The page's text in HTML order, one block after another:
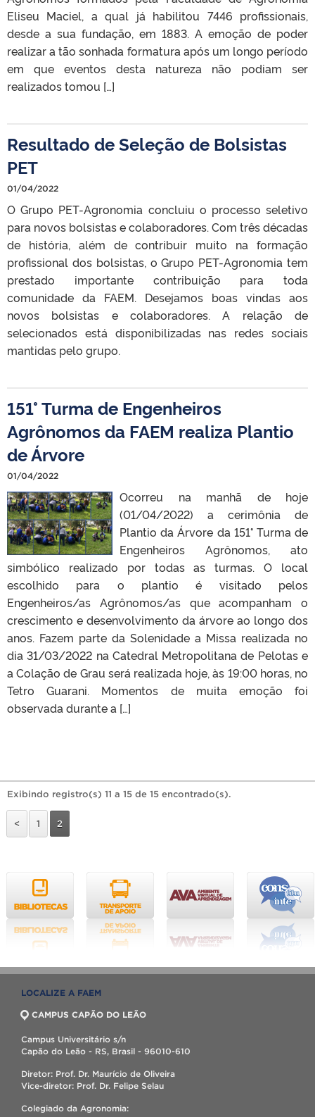
Eliseu Maciel, a qual já habilitou 7446 profissionais,
desde a sua fundação, em 1883. A emoção de poder
realizar a tão sonhada formatura após um longo período
em que eventos desta natureza não podiam ser
realizados tomou […]
Resultado de Seleção de Bolsistas
PET
01/04/2022
O Grupo PET-Agronomia concluiu o processo seletivo
para novos bolsistas e colaboradores. Com três décadas
de história, além de contribuir muito na formação
profissional dos bolsistas, o Grupo PET-Agronomia tem
prestado importante contribuição para toda
comunidade da FAEM. Desejamos boas vindas aos
novos bolsistas e colaboradores. A relação de
selecionados está disponibilizadas nas redes sociais
mantidas pelo grupo.
151° Turma de Engenheiros
Agrônomos da FAEM realiza Plantio
de Árvore
01/04/2022
Ocorreu na manhã de hoje
(01/04/2022) a cerimônia de
Plantio da Árvore da 151° Turma de
Engenheiros Agrônomos, ato
simbólico realizado por todas as turmas. O local
escolhido para o plantio é visitado pelos
Engenheiros/as Agrônomos/as que acompanham o
crescimento e desenvolvimento da árvore ao longo dos
anos. Fazem parte da Solenidade a Missa realizada no
dia 31/03/2022 na Catedral Metropolitana de Pelotas e
a Colação de Grau será realizada hoje, às 19:00 horas, no
Tetro Guarani. Momentos de muita emoção foi
observada durante a […]
Exibindo registro(s) 11 a 15 de 15 encontrado(s).
< 1 2
LOCALIZE A FAEM
CAMPUS CAPÃO DO LEÃO
Campus Universitário s/n
Capão do Leão - RS, Brasil - 96010-610
Diretor: Prof. Dr. Maurício de Oliveira
Vice-diretor: Prof. Dr. Felipe Selau
Colegiado da Agronomia: